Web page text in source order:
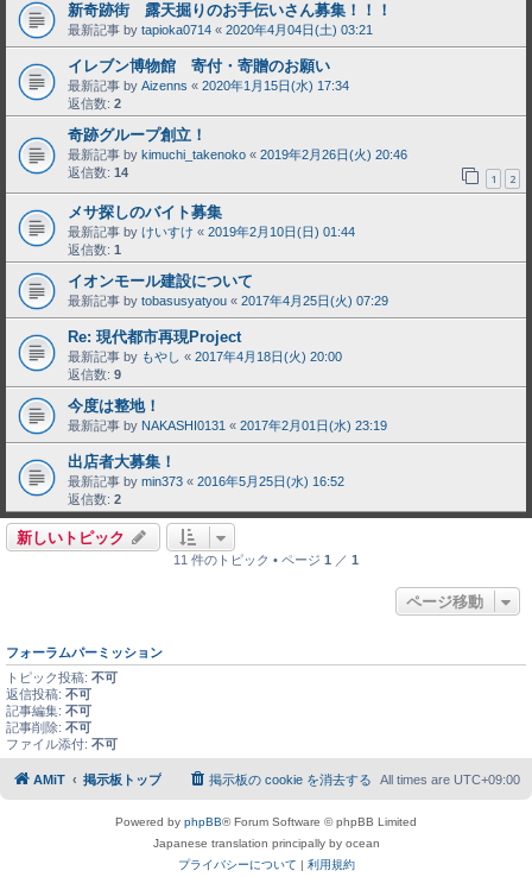
新奇跡街 露天掘りのお手伝いさん募集！！！
最新記事 by tapioka0714 « 2020年4月04日(土) 03:21
イレブン博物館 寄付・寄贈のお願い
最新記事 by Aizenns « 2020年1月15日(水) 17:34
返信数: 2
奇跡グループ創立！
最新記事 by kimuchi_takenoko « 2019年2月26日(火) 20:46
返信数: 14 1 2
メサ探しのバイト募集
最新記事 by けいすけ « 2019年2月10日(日) 01:44
返信数: 1
イオンモール建設について
最新記事 by tobasusyatyou « 2017年4月25日(火) 07:29
Re: 現代都市再現Project
最新記事 by もやし « 2017年4月18日(火) 20:00
返信数: 9
今度は整地！
最新記事 by NAKASHI0131 « 2017年2月01日(水) 23:19
出店者大募集！
最新記事 by min373 « 2016年5月25日(水) 16:52
返信数: 2
新しいトピック
11 件のトピック • ページ 1 ／ 1
ページ移動
フォーラムパーミッション
トピック投稿: 不可
返信投稿: 不可
記事編集: 不可
記事削除: 不可
ファイル添付: 不可
AMiT 掲示板トップ All times are UTC+09:00
掲示板の cookie を消去する
Powered by phpBB® Forum Software © phpBB Limited
Japanese translation principally by ocean
プライバシーについて | 利用規約